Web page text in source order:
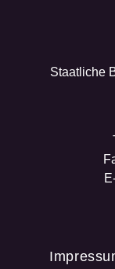
Staatliche